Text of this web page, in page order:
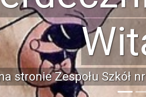
zapewnić dziecku
zainteresowań,